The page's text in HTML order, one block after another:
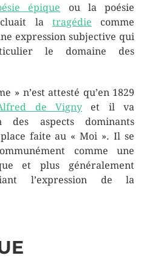
épique ou la poésie
latragédie comme
expression subjective qui
le domaine des
» n’est attesté qu’en 1829
de Vignyet il va
des aspects dominants
faite au « Moi ». Il se
comme une
et plus généralement
l’expression de la